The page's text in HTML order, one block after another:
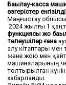
Бақылау-касса
өзгерістер енгізілді
Маңғыстау облысы
2024 жылғы 1
функциясы жоқ
төлеушілер ғана
алу кітаптары мен
және жою мен
машиналарының
толтырылған
хабарлайды.